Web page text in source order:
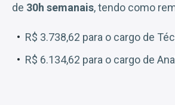
de 30h semanais, tendo como
R$ 3.738,62 para o cargo de
R$ 6.134,62 para o cargo de